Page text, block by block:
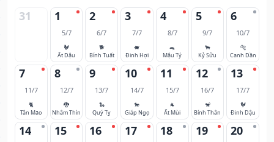
31 1
5/7
🐓
Ất Dậu
2
6/7
🐕
Bính Tuất
3
7/7
🐖
Đinh Hợi
4
8/7
🐀
Mậu Tý
5
9/7
🐂
Kỷ Sửu
6
10/7
🐅
Canh Dần
7
11/7
🐈
Tân Mão
8
12/7
🐉
Nhâm Thìn
9
13/7
🐍
Quý Tỵ
10
14/7
🐎
Giáp Ngọ
11
15/7
🐐
Ất Mùi
12
16/7
🐒
Bính Thân
13
17/7
🐓
Đinh Dậu
14 15 16 17 18 19 20